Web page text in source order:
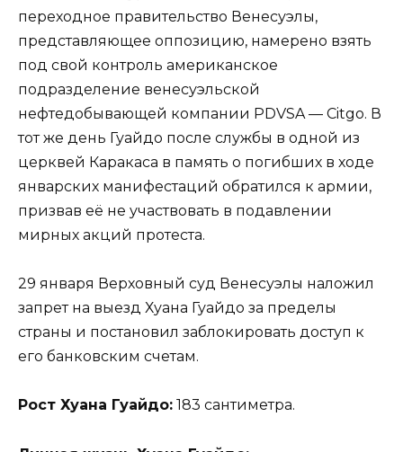
переходное правительство Венесуэлы,
представляющее оппозицию, намерено взять
под свой контроль американское
подразделение венесуэльской
нефтедобывающей компании PDVSA — Citgo. В
тот же день Гуайдо после службы в одной из
церквей Каракаса в память о погибших в ходе
январских манифестаций обратился к армии,
призвав её не участвовать в подавлении
мирных акций протеста.
29 января Верховный суд Венесуэлы наложил
запрет на выезд Хуана Гуайдо за пределы
страны и постановил заблокировать доступ к
его банковским счетам.
Рост Хуана Гуайдо: 183 сантиметра.